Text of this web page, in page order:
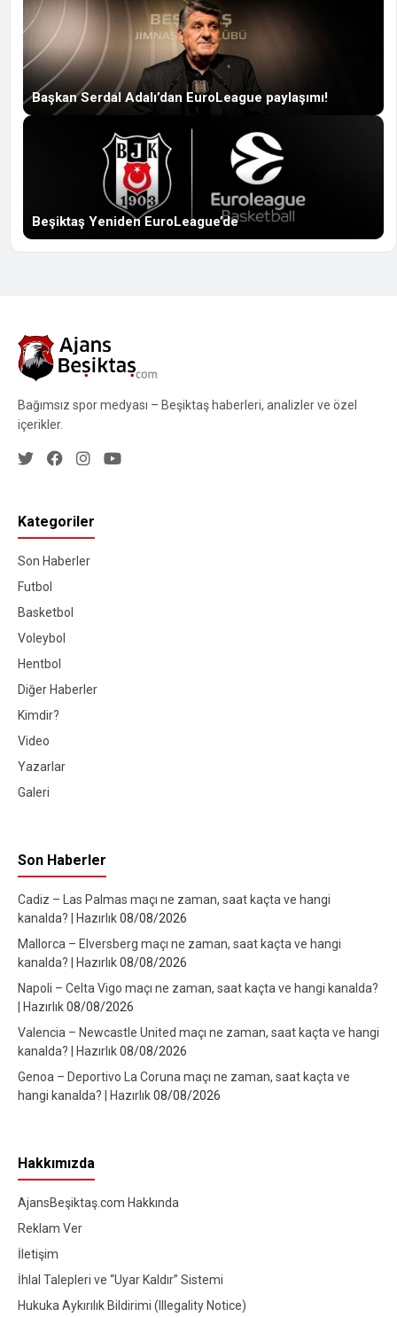
Başkan Serdal Adalı’dan EuroLeague paylaşımı!
Beşiktaş Yeniden EuroLeague’de
Bağımsız spor medyası – Beşiktaş haberleri, analizler ve özel
içerikler.
Kategoriler
Son Haberler
Futbol
Basketbol
Voleybol
Hentbol
Diğer Haberler
Kimdir?
Video
Yazarlar
Galeri
Son Haberler
Cadiz – Las Palmas maçı ne zaman, saat kaçta ve hangi
kanalda? | Hazırlık08/08/2026
Mallorca – Elversberg maçı ne zaman, saat kaçta ve hangi
kanalda? | Hazırlık08/08/2026
Napoli – Celta Vigo maçı ne zaman, saat kaçta ve hangi kanalda?
| Hazırlık08/08/2026
Valencia – Newcastle United maçı ne zaman, saat kaçta ve hangi
kanalda? | Hazırlık08/08/2026
Genoa – Deportivo La Coruna maçı ne zaman, saat kaçta ve
hangi kanalda? | Hazırlık08/08/2026
Hakkımızda
AjansBeşiktaş.com Hakkında
Reklam Ver
İletişim
İhlal Talepleri ve “Uyar Kaldır” Sistemi
Hukuka Aykırılık Bildirimi (Illegality Notice)